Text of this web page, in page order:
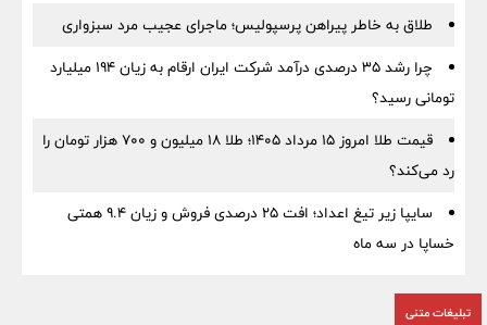
طلاق به خاطر پیراهن پرسپولیس؛ ماجرای عجیب مرد سبزواری
چرا رشد ۳۵ درصدی درآمد شرکت ایران ارقام به زیان ۱۹۴ میلیارد
تومانی رسید؟
قیمت طلا امروز ۱۵ مرداد ۱۴۰۵؛ طلا ۱۸ میلیون و ۷۰۰ هزار تومان را
رد می‌کند؟
سایپا زیر تیغ اعداد؛ افت ۲۵ درصدی فروش و زیان ۹.۴ همتی
خساپا در سه ماه
تبلیغات متنی